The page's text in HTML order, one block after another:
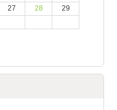
27 28
29